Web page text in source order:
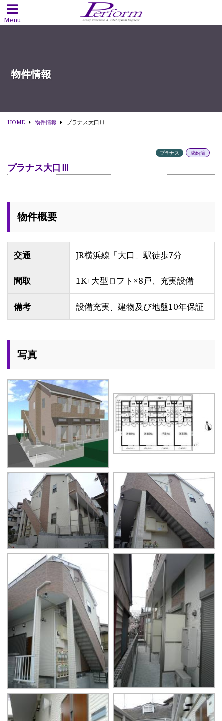
Menu
物件情報
HOME 物件情報 プラナス大口Ⅲ
プラナス 成約済
プラナス大口Ⅲ
物件概要
交通 JR横浜線「大口」駅徒歩7分
間取 1K+大型ロフト×8戸、充実設備
備考 設備充実、建物及び地盤10年保証
写真